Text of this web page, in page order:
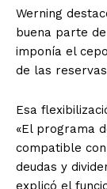
Werning
buena parte
imponía el
de las
Esa
«El programa
compatible
deudas y